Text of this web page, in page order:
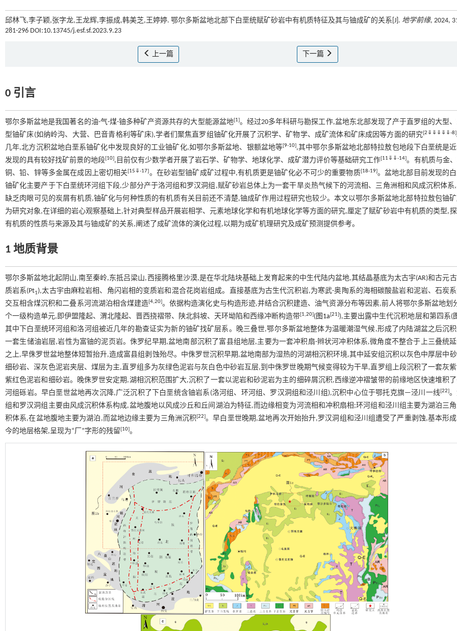
邱林飞,李子颖,张字龙,王龙辉,李振成,韩美芝,王婷婷. 鄂尔多斯盆地北部下白垩统赋矿砂岩中有机质特征及其与铀成矿的关系[J]. 地学前缘, 2024,
281-296 DOI:10.13745/j.esf.sf.2023.9.23
上一篇 下一篇
0 引言
鄂尔多斯盆地是我国著名的油-气-煤-铀多种矿产资源共存的大型能源盆地[1]。经过20多年科研与勘探工作,盆地东北部发现了产于直罗组的大型
型铀矿床(如纳岭沟、大营、巴音青格利等矿床),学者们聚焦直罗组铀矿化开展了沉积学、矿物学、成矿流体和矿床成因等方面的研究[2 ⇓ ⇓ ⇓ ⇓ ⇓-8]
几年,北方沉积盆地白垩系铀矿化中发现良好的工业铀矿化,如鄂尔多斯盆地、银额盆地等[9-10],其中鄂尔多斯盆地北部特拉敖包地段下白垩统是
发现的具有较好找矿前景的地段[10],目前仅有少数学者开展了岩石学、矿物学、地球化学、成矿潜力评价等基础研究工作[11 ⇓ ⇓-14]。有机质与金、
铜、铅、锌等多金属在成因上密切相关[15 ⇓-17]。在砂岩型铀矿成矿过程中,有机质更是铀矿化必不可少的重要物质[18-19]。盆地北部目前发现的
铀矿化主要产于下白垩统环河组下段,少部分产于洛河组和罗汉洞组,赋矿砂岩总体上为一套干旱炎热气候下的河流相、三角洲相和风成沉积体系
缺乏肉眼可见的炭屑有机质,铀矿化与何种性质的有机质有关目前还不清楚,铀成矿作用过程研究也较少。本文以鄂尔多斯盆地北部特拉敖包铀
为研究对象,在详细的岩心观察基础上,针对典型样品开展岩相学、元素地球化学和有机地球化学等方面的研究,厘定了赋矿砂岩中有机质的类型,探
有机质的性质与来源及其与铀成矿的关系,阐述了成矿流体的演化过程,以期为成矿机理研究及成矿预测提供参考。
1 地质背景
鄂尔多斯盆地北起阴山,南至秦岭,东抵吕梁山,西接腾格里沙漠,是在华北陆块基础上发育起来的中生代陆内盆地,其结晶基底为太古宇(AR)和古元
质岩系(Pt1),太古宇由麻粒岩相、角闪岩相的变质岩和混合花岗岩组成。直接基底为古生代沉积岩,为寒武-奥陶系的海相碳酸盐岩和泥岩、石炭
交互相含煤沉积和二叠系河流湖泊相含煤建造[4,20]。依据构造演化史与构造形迹,并结合沉积建造、油气资源分布等因素,前人将鄂尔多斯盆地划
个一级构造单元,即伊盟隆起、渭北隆起、晋西挠褶带、陕北斜坡、天环坳陷和西缘冲断构造带[1,20](图1a[21]),主要出露中生代沉积地层和第四系(
其中下白垩统环河组和洛河组被近几年的勘查证实为新的铀矿找矿层系。晚三叠世,鄂尔多斯盆地整体为温暖潮湿气候,形成了内陆湖盆之后沉
一套生储油岩层,岩性为富铀的泥页岩。侏罗纪早期,盆地南部沉积了富县组地层,主要为一套冲积扇-辫状河冲积体系,微角度不整合于上三叠统
之上,早侏罗世盆地整体短暂抬升,造成富县组剥蚀殆尽。中侏罗世沉积早期,盆地南部为湿热的河湖相沉积环境,其中延安组沉积以灰色中厚层中
细砂岩、深灰色泥岩夹层、煤层为主,直罗组多为灰绿色泥岩与灰白色中砂岩互层,到中侏罗世晚期气候变得较为干旱,直罗组上段沉积了一套灰紫
紫红色泥岩和细砂岩。晚侏罗世安定期,湖相沉积范围扩大,沉积了一套以泥岩和砂泥岩为主的细碎屑沉积,西缘逆冲褶皱带的前缘地区快速堆积
河组砾岩。早白垩世盆地再次沉降,广泛沉积了下白垩统含铀岩系(洛河组、环河组、罗汉洞组和泾川组),沉积中心位于鄂托克旗—泾川一线[22]
组和罗汉洞组主要由风成沉积体系构成,盆地腹地以风成沙丘和丘间湖泊为特征,而边缘相变为河流相和冲积扇相;环河组和泾川组主要为湖泊三
积体系,在盆地腹地主要为湖泊,而盆地边缘主要为三角洲沉积[22]。早白垩世晚期,盆地再次开始抬升,罗汉洞组和泾川组遭受了严重剥蚀,基本形
今的地层格架,呈现为“厂”字形的残留[10]。